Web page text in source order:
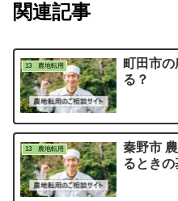
関連記事
13 農地転用
町田市
る？
13 農地転用
秦野市
るとき